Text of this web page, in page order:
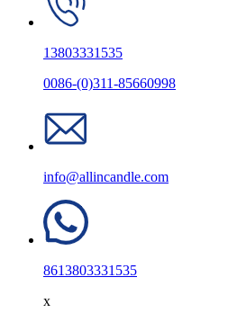
13803331535
0086-(0)311-85660998
info@allincandle.com
8613803331535
x